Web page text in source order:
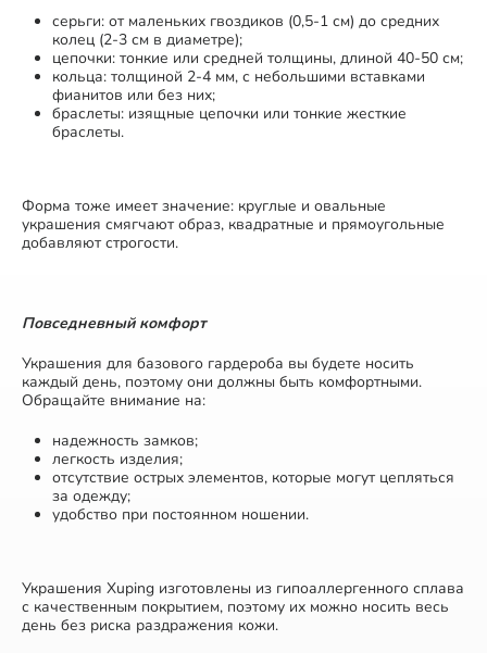
серьги: от маленьких гвоздиков (0,5-1 см) до средних
колец (2-3 см в диаметре);
цепочки: тонкие или средней толщины, длиной 40-50 см;
кольца: толщиной 2-4 мм, с небольшими вставками
фианитов или без них;
браслеты: изящные цепочки или тонкие жесткие
браслеты.
Форма тоже имеет значение: круглые и овальные
украшения смягчают образ, квадратные и прямоугольные
добавляют строгости.
Повседневный комфорт
Украшения для базового гардероба вы будете носить
каждый день, поэтому они должны быть комфортными.
Обращайте внимание на:
надежность замков;
легкость изделия;
отсутствие острых элементов, которые могут цепляться
за одежду;
удобство при постоянном ношении.
Украшения Xuping изготовлены из гипоаллергенного сплава
с качественным покрытием, поэтому их можно носить весь
день без риска раздражения кожи.